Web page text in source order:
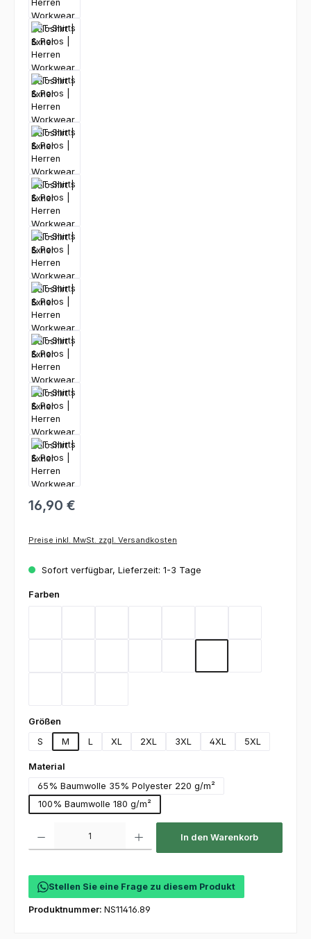
16,90 €
Preise inkl. MwSt. zzgl. Versandkosten
Sofort verfügbar, Lieferzeit: 1-3 Tage
Farben
Größen
S
M L XL 2XL 3XL 4XL 5XL
Material
65% Baumwolle 35% Polyester 220 g/m²
100% Baumwolle 180 g/m²
In den Warenkorb
Stellen Sie eine Frage zu diesem Produkt
Produktnummer: NS11416.89